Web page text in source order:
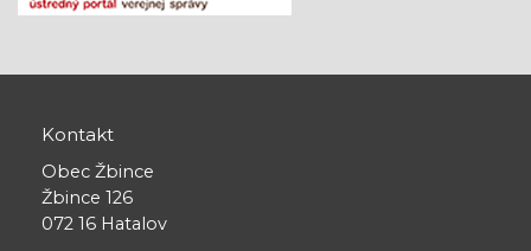
Kontakt
Obec Žbince
Žbince 126
072 16 Hatalov